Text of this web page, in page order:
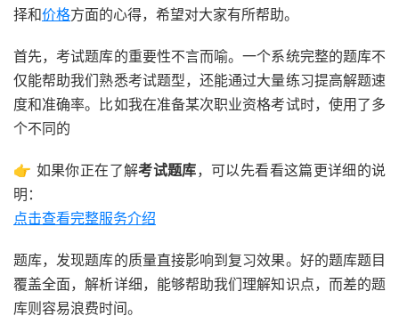
择和价格方面的心得，希望对大家有所帮助。
首先，考试题库的重要性不言而喻。一个系统完整的题库不
仅能帮助我们熟悉考试题型，还能通过大量练习提高解题速
度和准确率。比如我在准备某次职业资格考试时，使用了多
个不同的
👉 如果你正在了解考试题库，可以先看看这篇更详细的说
明：
点击查看完整服务介绍
题库，发现题库的质量直接影响到复习效果。好的题库题目
覆盖全面，解析详细，能够帮助我们理解知识点，而差的题
库则容易浪费时间。